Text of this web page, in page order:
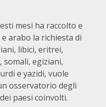
mesi ha raccolto e
arabo la richiesta di
libici, eritrei,
somali, egiziani,
e yazidi, vuole
osservatorio degli
paesi coinvolti.